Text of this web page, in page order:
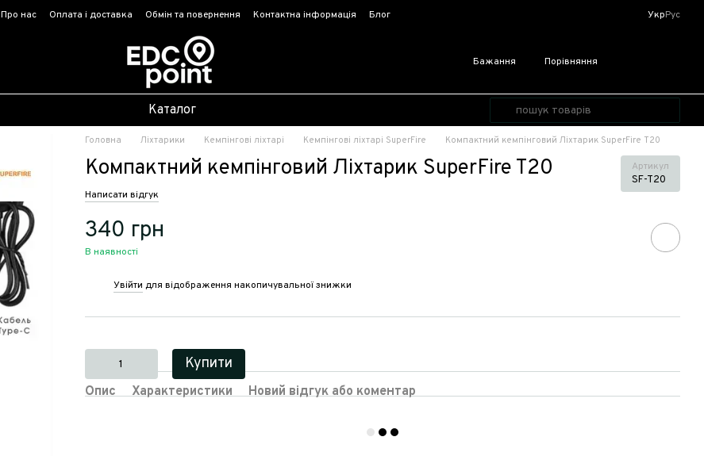
Про нас Оплата і доставка Обмін та повернення Контактна інформація Блог УкрРус
Бажання Порівняння
Каталог
Головна Ліхтарики Кемпінгові ліхтарі Кемпінгові ліхтарі SuperFire Компактний кемпінговий Ліхтарик SuperFire T20
Компактний кемпінговий Ліхтарик SuperFire T20
Артикул
SF-T20
Написати відгук
340 грн
В наявності
Увійти для відображення накопичувальної знижки
Купити
Опис Характеристики Новий відгук або коментар